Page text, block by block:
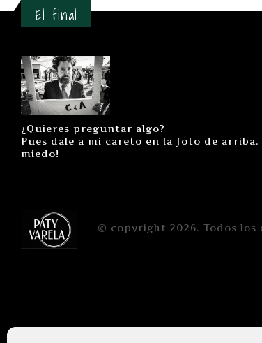
El final
¿Quieres preguntar algo?
Pues dale a mi careto en la foto de arriba.
miedo!
© copyright 2026. Todos los